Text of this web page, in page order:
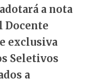
a nota
Docente
exclusiva
Seletivos
a